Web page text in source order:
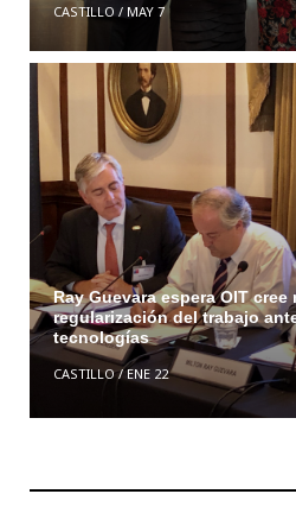
CASTILLO / MAY 7
Ray Guevara espera OIT
regularización del trabajo
tecnologías
CASTILLO/ENE 22